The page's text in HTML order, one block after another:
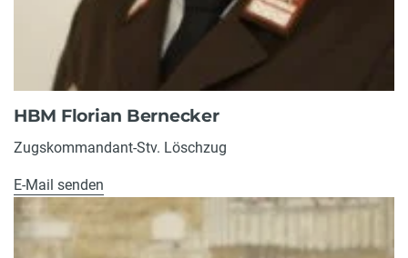
HBM Florian Bernecker
Zugskommandant-Stv. Löschzug
E-Mail senden